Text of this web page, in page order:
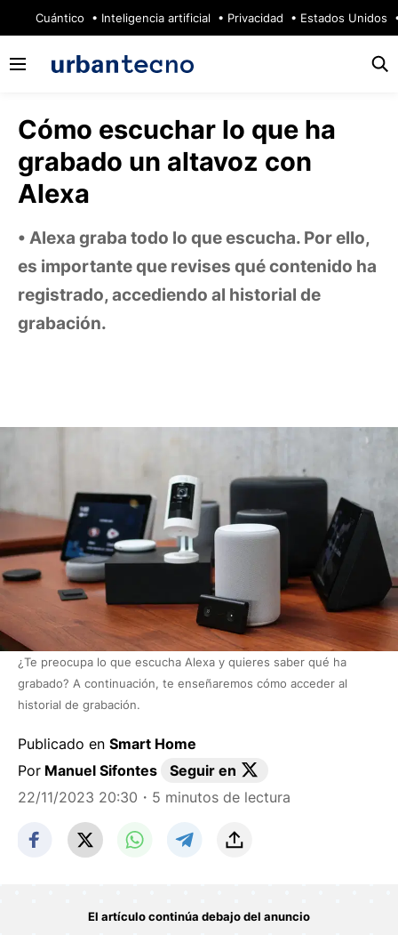
Cuántico Inteligencia artificial Privacidad Estados Unidos
Cómo escuchar lo que ha
grabado un altavoz con
Alexa
Alexa graba todo lo que escucha. Por ello,
es importante que revises qué contenido ha
registrado, accediendo al historial de
grabación.
¿Te preocupa lo que escucha Alexa y quieres saber qué ha
grabado? A continuación, te enseñaremos cómo acceder al
historial de grabación.
Publicado en Smart Home
Por Manuel Sifontes
Seguir en
22/11/2023 20:30 ・5 minutos de lectura